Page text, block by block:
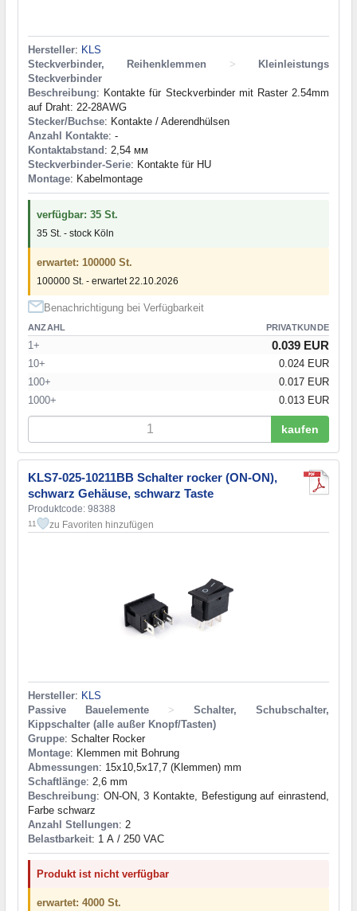
Hersteller: KLS
Steckverbinder, Reihenklemmen
>
Kleinleistungs
Steckverbinder
Beschreibung: Kontakte für Steckverbinder mit Raster 2.54mm
auf Draht: 22-28AWG
Stecker/Buchse: Kontakte / Aderendhülsen
Anzahl Kontakte: -
Kontaktabstand: 2,54 мм
Steckverbinder-Serie: Kontakte für HU
Montage: Kabelmontage
verfügbar: 35 St.
35 St. - stock Köln
erwartet: 100000 St.
100000 St. - erwartet 22.10.2026
Benachrichtigung bei Verfügbarkeit
ANZAHL PRIVATKUNDE
1+ 0.039 EUR
10+
0.024 EUR
100+
0.017 EUR
1000+
0.013 EUR
kaufen
KLS7-025-10211BB Schalter rocker (ON-ON),
schwarz Gehäuse, schwarz Taste
Produktcode: 98388
11 zu Favoriten hinzufügen
Hersteller: KLS
Passive Bauelemente
>
Schalter, Schubschalter,
Kippschalter (alle außer Knopf/Tasten)
Gruppe: Schalter Rocker
Montage: Klemmen mit Bohrung
Abmessungen: 15x10,5x17,7 (Klemmen) mm
Schaftlänge: 2,6 mm
Beschreibung: ON-ON, 3 Kontakte, Befestigung auf einrastend,
Farbe schwarz
Anzahl Stellungen: 2
Belastbarkeit: 1 А / 250 VAC
Produkt ist nicht verfügbar
erwartet: 4000 St.